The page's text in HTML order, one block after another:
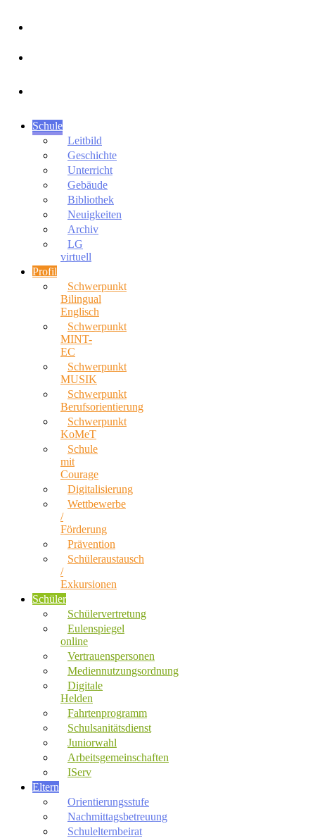
Schule
Leitbild
Geschichte
Unterricht
Gebäude
Bibliothek
Neuigkeiten
Archiv
LG
virtuell
Profil
Schwerpunkt
Bilingual
Englisch
Schwerpunkt
MINT-
EC
Schwerpunkt
MUSIK
Schwerpunkt
Berufsorientierung
Schwerpunkt
KoMeT
Schule
mit
Courage
Digitalisierung
Wettbewerbe
/
Förderung
Prävention
Schüleraustausch
/
Exkursionen
Schüler
Schülervertretung
Eulenspiegel
online
Vertrauenspersonen
Mediennutzungsordnung
Digitale
Helden
Fahrtenprogramm
Schulsanitätsdienst
Juniorwahl
Arbeitsgemeinschaften
IServ
Eltern
Orientierungsstufe
Nachmittagsbetreuung
Schulelternbeirat